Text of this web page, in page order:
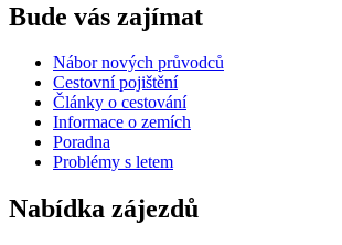
Bude vás zajímat
Nábor nových průvodců
Cestovní pojištění
Články o cestování
Informace o zemích
Poradna
Problémy s letem
Nabídka zájezdů